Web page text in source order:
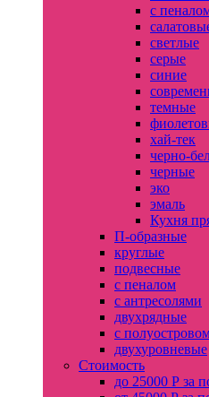
с
светлые
серые
синие
темные
хай-тек
черно-
черные
эко
эмаль
Кухня
П-образные
круглые
подвесные
с пеналом
с антресолями
двухрядные
с
двухуровневые
Стоимость
до 25000 Р за